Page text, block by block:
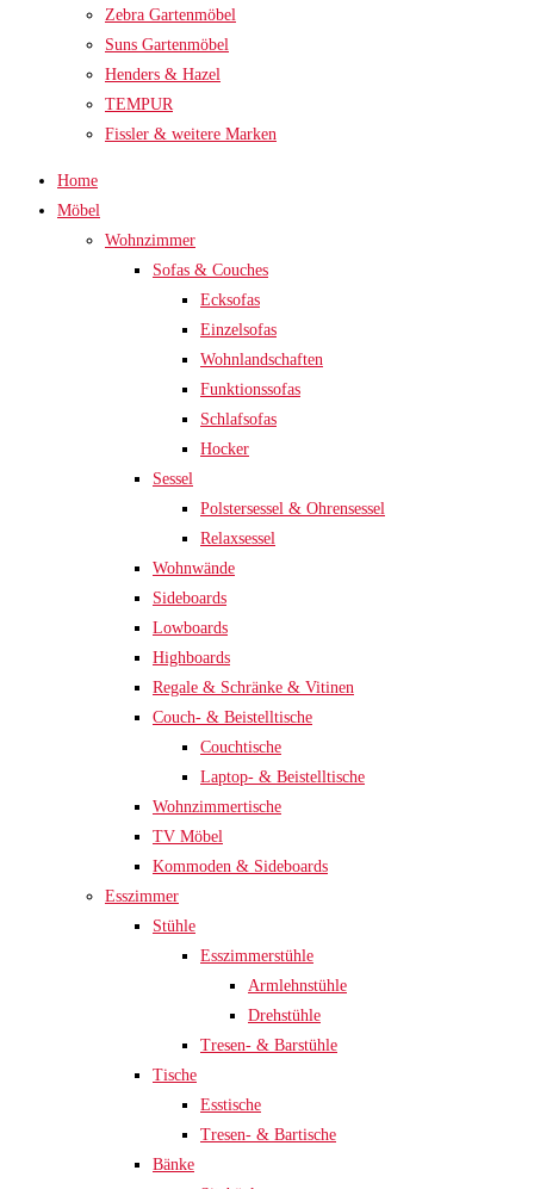
Zebra Gartenmöbel
Suns Gartenmöbel
Henders & Hazel
TEMPUR
Fissler & weitere Marken
Home
Möbel
Wohnzimmer
Sofas & Couches
Ecksofas
Einzelsofas
Wohnlandschaften
Funktionssofas
Schlafsofas
Hocker
Sessel
Polstersessel & Ohrensessel
Relaxsessel
Wohnwände
Sideboards
Lowboards
Highboards
Regale & Schränke & Vitinen
Couch- & Beistelltische
Couchtische
Laptop- & Beistelltische
Wohnzimmertische
TV Möbel
Kommoden & Sideboards
Esszimmer
Stühle
Esszimmerstühle
Armlehnstühle
Drehstühle
Tresen- & Barstühle
Tische
Esstische
Tresen- & Bartische
Bänke